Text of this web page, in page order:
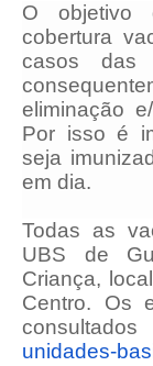
O objetivo
cobertura
casos das
eliminação
Por isso é
seja
em dia.
Todas as
UBS de
Criança,
Centro. Os
unidades-